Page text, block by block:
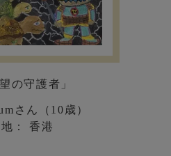
望の守護者」
さん（10歳）
： 香港